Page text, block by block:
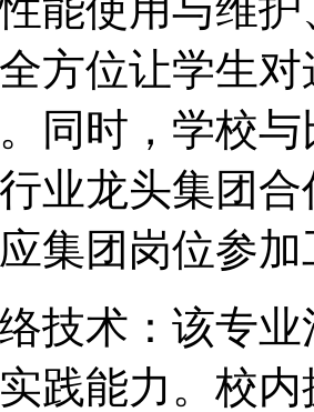
方位让学生
同时，学校
业龙头集团
集团岗位参加
技术：该专
践能力。校